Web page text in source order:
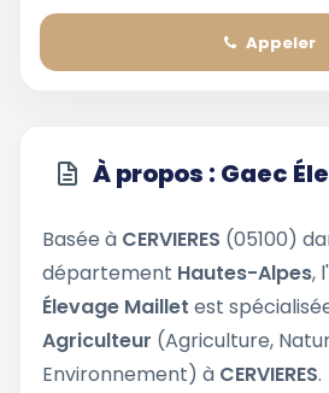
Appeler
À propos : Gaec
Basée à CERVIERES (05100)
département Hautes-Alpes,
Élevage Maillet est
Agriculteur (Agriculture,
Environnement) à CERVIERES.